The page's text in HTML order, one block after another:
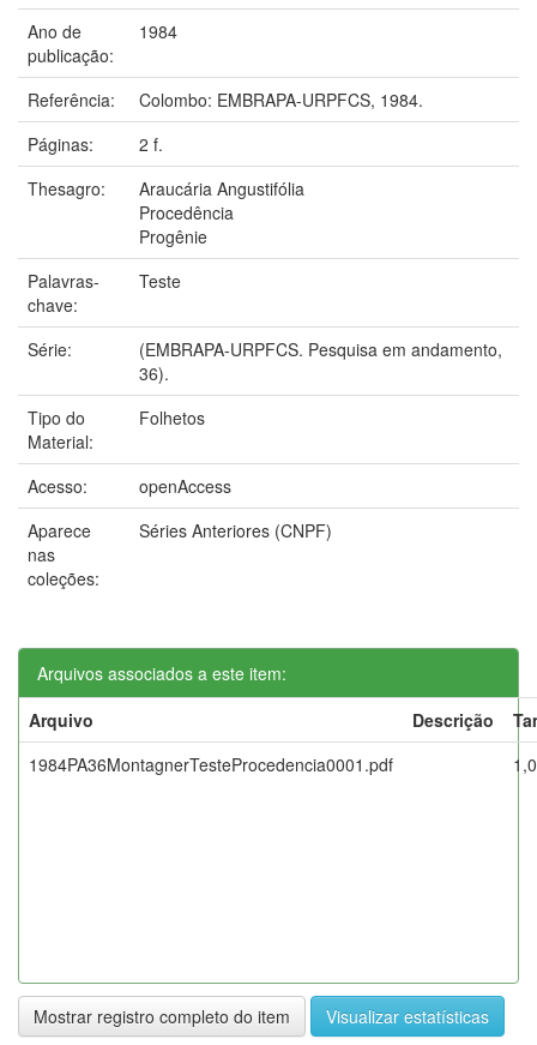
Ano de
publicação:
1984
Referência:
Colombo: EMBRAPA-URPFCS, 1984.
Páginas:
2 f.
Thesagro:
Araucária Angustifólia
Procedência
Progênie
Palavras-
chave:
Teste
Série:
(EMBRAPA-URPFCS. Pesquisa em andamento,
36).
Tipo do
Material:
Folhetos
Acesso:
openAccess
Aparece
nas
coleções:
Séries Anteriores (CNPF)
Arquivos associados a este item:
Arquivo
Descrição
1984PA36MontagnerTesteProcedencia0001.pdf
Mostrar registro completo do item Visualizar estatísticas